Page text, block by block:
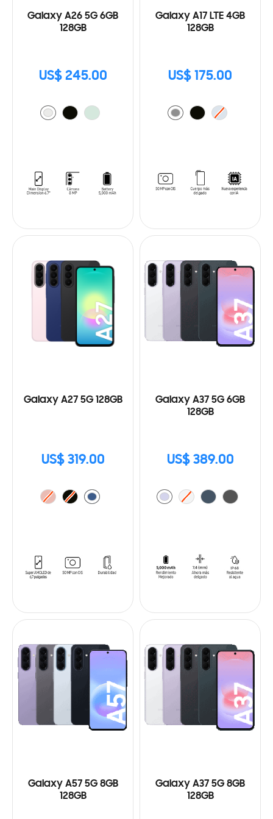
Galaxy A26 5G 6GB
128GB
US$ 245.00
Galaxy A17 LTE 4GB
128GB
US$ 175.00
Galaxy A27 5G 128GB
US$ 319.00
Galaxy A37 5G 6GB
128GB
US$ 389.00
Galaxy A57 5G 8GB
128GB
Galaxy A37 5G 8GB
128GB